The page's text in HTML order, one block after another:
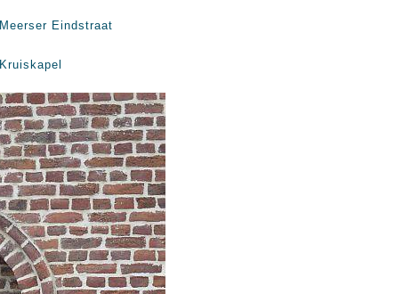
Meerser Eindstraat
Kruiskapel